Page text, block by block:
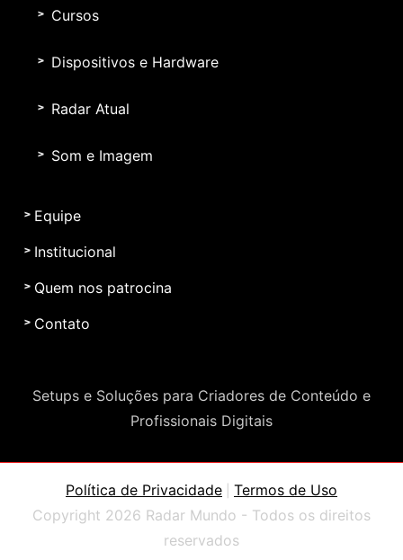
Cursos
Dispositivos e Hardware
Radar Atual
Som e Imagem
Equipe
Institucional
Quem nos patrocina
Contato
Setups e Soluções para Criadores de Conteúdo e
Profissionais Digitais
Política de Privacidade
Termos de Uso
Copyright 2026 Radar Mundo - Todos os direitos
reservados